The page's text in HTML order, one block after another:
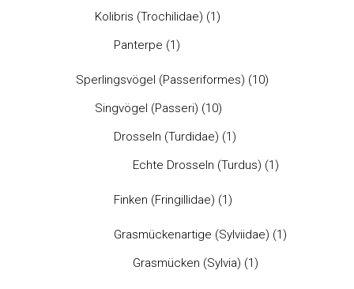
Kolibris (Trochilidae) (1)
Panterpe (1)
Sperlingsvögel (Passeriformes) (10)
Singvögel (Passeri) (10)
Drosseln (Turdidae) (1)
Echte Drosseln (Turdus) (1)
Finken (Fringillidae) (1)
Grasmückenartige (Sylviidae) (1)
Grasmücken (Sylvia) (1)